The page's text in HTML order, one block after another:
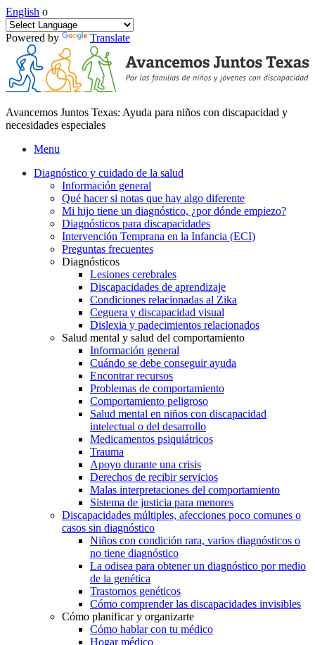
English o
Powered by Translate
Avancemos Juntos Texas: Ayuda para niños con discapacidad y
necesidades especiales
Menu
Diagnóstico y cuidado de la salud
Información general
Qué hacer si notas que hay algo diferente
Mi hijo tiene un diagnóstico, ¿por dónde empiezo?
Diagnósticos para discapacidades
Intervención Temprana en la Infancia (ECI)
Preguntas frecuentes
Diagnósticos
Lesiones cerebrales
Discapacidades de aprendizaje
Condiciones relacionadas al Zika
Ceguera y discapacidad visual
Dislexia y padecimientos relacionados
Salud mental y salud del comportamiento
Información general
Cuándo se debe conseguir ayuda
Encontrar recursos
Problemas de comportamiento
Comportamiento peligroso
Salud mental en niños con discapacidad
intelectual o del desarrollo
Medicamentos psiquiátricos
Trauma
Apoyo durante una crisis
Derechos de recibir servicios
Malas interpretaciones del comportamiento
Sistema de justicia para menores
Discapacidades múltiples, afecciones poco comunes o
casos sin diagnóstico
Niños con condición rara, varios diagnósticos o
no tiene diagnóstico
La odisea para obtener un diagnóstico por medio
de la genética
Trastornos genéticos
Cómo comprender las discapacidades invisibles
Cómo planificar y organizarte
Cómo hablar con tu médico
Hogar médico